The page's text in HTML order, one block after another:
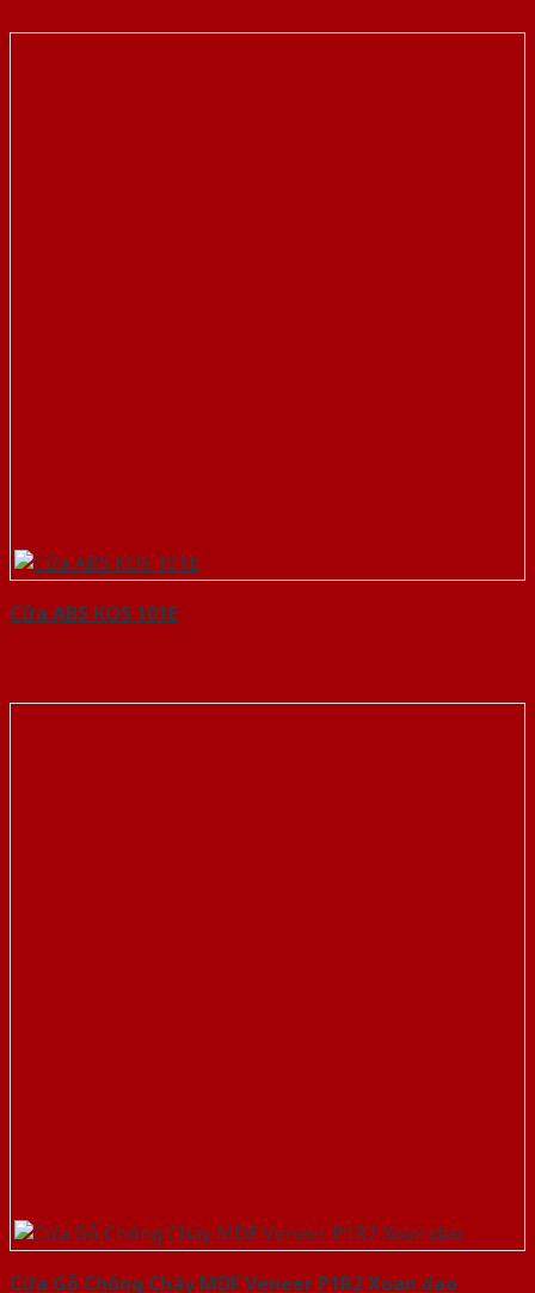
Cửa ABS KOS 101E
Cửa Gỗ Chống Cháy MDF Veneer P1R2 Xoan dao